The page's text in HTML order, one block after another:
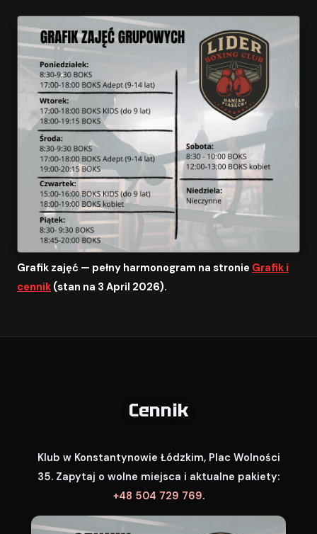
Grafik zajęć — pełny harmonogram na stronie Grafik i
cennik (stan na 3 April 2026).
Cennik
Klub w Konstantynowie Łódzkim, Plac Wolności
35. Zapytaj o wolne miejsca i aktualne pakiety:
+48 504 729 769.